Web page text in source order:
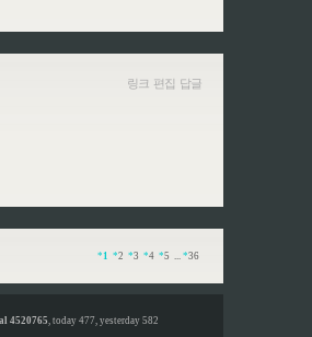
링크 편집 답글
*1 *2 *3 *4 *5 ... *36
4520765, today 477, yesterday 582